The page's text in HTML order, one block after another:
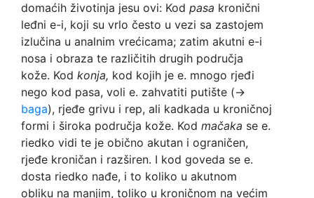
domaćih životinja jesu ovi: Kod pasa kronični
leđni e-i, koji su vrlo često u vezi sa zastojem
izlučina u analnim vrećicama; zatim akutni e-i
nosa i obraza te različitih drugih područja
kože. Kod konja, kod kojih je e. mnogo rjeđi
nego kod pasa, voli e. zahvatiti putište (→
baga), rjeđe grivu i rep, ali kadkada u kroničnoj
formi i široka područja kože. Kod mačaka se e.
riedko vidi te je obično akutan i ograničen,
rjeđe kroničan i razširen. I kod goveda se e.
dosta riedko nađe, i to koliko u akutnom
obliku na manjim, toliko u kroničnom na većim